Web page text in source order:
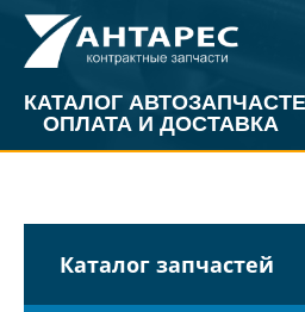
КАТАЛОГ
ОПЛАТА И ДОСТАВКА
Каталог запчастей